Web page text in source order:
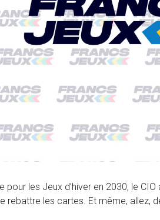
pour les Jeux d’hiver en 2030, le
rebattre les cartes. Et même, allez,